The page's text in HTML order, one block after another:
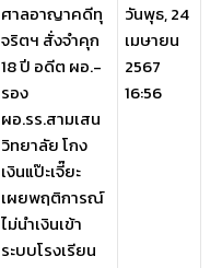
ศาลอาญาคดีทุ
จริตฯ สั่งจำคุก
18 ปี อดีต ผอ.-
รอง
ผอ.รร.สามเสน
วิทยาลัย โกง
เงินแป๊ะเจี๊ยะ
เผยพฤติการณ์
ไม่นำเงินเข้า
ระบบโรงเรียน
วันพุธ, 24
เมษายน
2567
16:56